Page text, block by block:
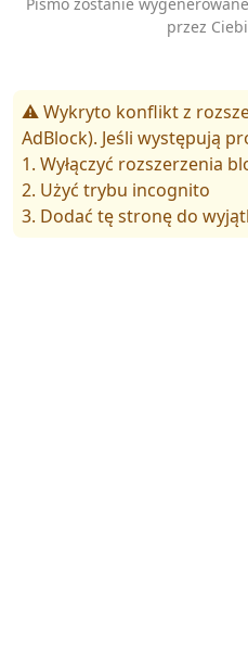
przez
⚠️ Wykryto konflikt z
AdBlock). Jeśli występują
1. Wyłączyć rozszerzenia
2. Użyć trybu incognito
3. Dodać tę stronę do